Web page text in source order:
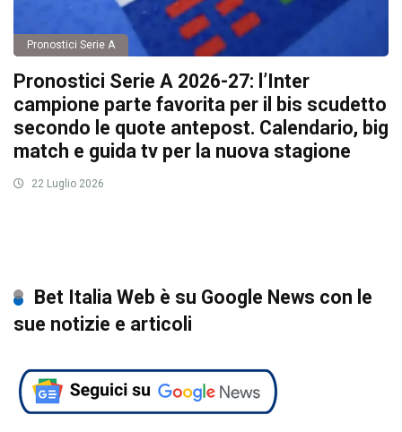
Pronostici Serie A
Pronostici Serie A 2026-27: l’Inter
campione parte favorita per il bis scudetto
secondo le quote antepost. Calendario, big
match e guida tv per la nuova stagione
22 Luglio 2026
Bet Italia Web è su Google News con le
sue notizie e articoli